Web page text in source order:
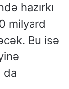
hazırkı
milyard
Bu isə
da